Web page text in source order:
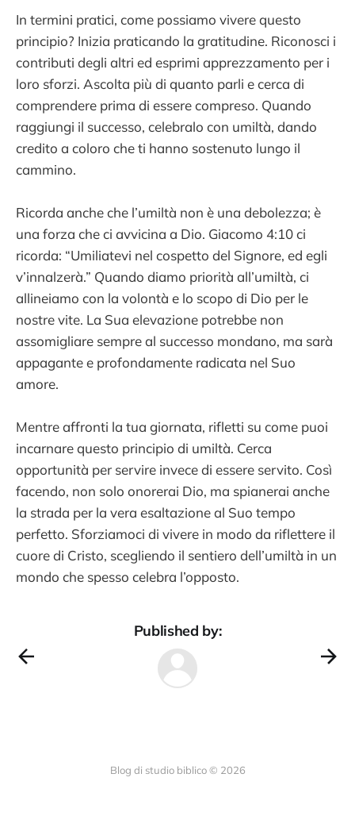
In termini pratici, come possiamo vivere questo
principio? Inizia praticando la gratitudine. Riconosci i
contributi degli altri ed esprimi apprezzamento per i
loro sforzi. Ascolta più di quanto parli e cerca di
comprendere prima di essere compreso. Quando
raggiungi il successo, celebralo con umiltà, dando
credito a coloro che ti hanno sostenuto lungo il
cammino.
Ricorda anche che l’umiltà non è una debolezza; è
una forza che ci avvicina a Dio. Giacomo 4:10 ci
ricorda: “Umiliatevi nel cospetto del Signore, ed egli
v’innalzerà.” Quando diamo priorità all’umiltà, ci
allineiamo con la volontà e lo scopo di Dio per le
nostre vite. La Sua elevazione potrebbe non
assomigliare sempre al successo mondano, ma sarà
appagante e profondamente radicata nel Suo
amore.
Mentre affronti la tua giornata, rifletti su come puoi
incarnare questo principio di umiltà. Cerca
opportunità per servire invece di essere servito. Così
facendo, non solo onorerai Dio, ma spianerai anche
la strada per la vera esaltazione al Suo tempo
perfetto. Sforziamoci di vivere in modo da riflettere il
cuore di Cristo, scegliendo il sentiero dell’umiltà in un
mondo che spesso celebra l’opposto.
Published by:
Blog di studio biblico © 2026